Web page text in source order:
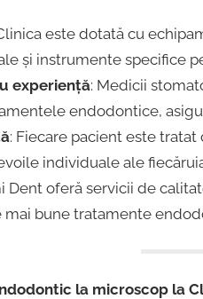
este dotată cu
și instrumente specifice
experiență: Medicii
endodontice,
: Fiecare pacient este
individuale ale
Dent oferă servicii de
bune tratamente
la microscop la